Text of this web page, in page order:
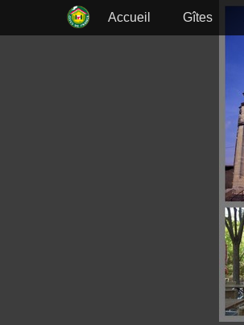
Aller
au
Menu principal
Accueil Gîtes